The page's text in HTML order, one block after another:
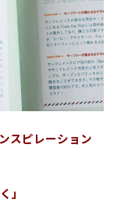
スピレーション
」